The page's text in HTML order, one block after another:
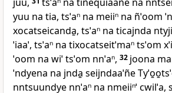
yuu na tia, tsˈaⁿ na meiiⁿ na ñˈoom
xocatseicanda̱, tsˈaⁿ na ticajnda
ˈiaaˈ, tsˈaⁿ na tixocatseitˈmaⁿ tsˈom
ˈoom na wiˈ tsˈom nnˈaⁿ, 32 joona
ˈndyena na jnda̱ seijndaaˈñe
nntsuundye nnˈaⁿ na nmeiiⁿˈ cwilˈa,